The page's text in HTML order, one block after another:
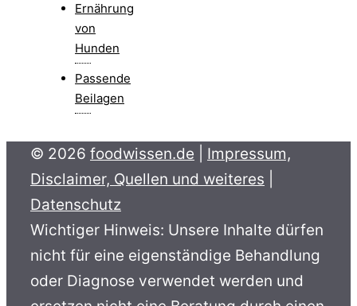
Ernährung
von
Hunden
Passende
Beilagen
© 2026 foodwissen.de
Impressum,
Disclaimer, Quellen und weiteres
Datenschutz
Wichtiger Hinweis: Unsere Inhalte dürfen
nicht für eine eigenständige Behandlung
oder Diagnose verwendet werden und